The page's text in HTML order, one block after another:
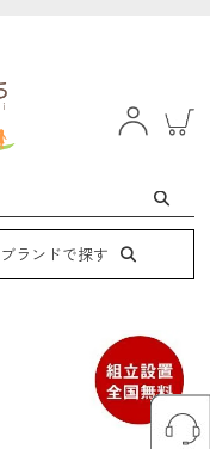
ド 電動ベッド
ブランドで探す